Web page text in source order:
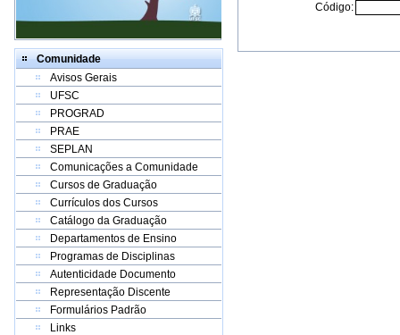
Comunidade
Avisos Gerais
UFSC
PROGRAD
PRAE
SEPLAN
Comunicações a Comunidade
Cursos de Graduação
Currículos dos Cursos
Catálogo da Graduação
Departamentos de Ensino
Programas de Disciplinas
Autenticidade Documento
Representação Discente
Formulários Padrão
Links
Código: